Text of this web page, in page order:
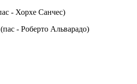
- Хорхе Санчес)
(пас - Роберто Альварадо)